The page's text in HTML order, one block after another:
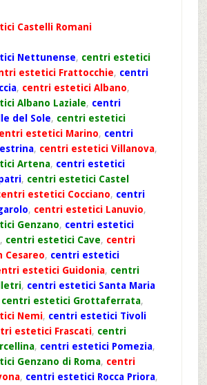
Castelli Romani
Nettunense, centri estetici
estetici Frattocchie, centri
, centri estetici Albano,
Albano Laziale, centri
del Sole, centri estetici
estetici Marino, centri
, centri estetici Villanova,
Artena, centri estetici
, centri estetici Castel
estetici Cocciano, centri
, centri estetici Lanuvio,
Genzano, centri estetici
, centri estetici Cave, centri
Cesareo, centri estetici
estetici Guidonia, centri
, centri estetici Santa Maria
centri estetici Grottaferrata,
Nemi, centri estetici Tivoli
estetici Frascati, centri
, centri estetici Pomezia,
Genzano di Roma, centri
, centri estetici Rocca Priora,